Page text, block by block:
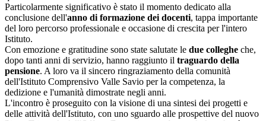
Particolarmente significativo è stato il momento dedicato alla
conclusione dell'anno di formazione dei docenti, tappa importante
del loro percorso professionale e occasione di crescita per l'intero
Istituto.
Con emozione e gratitudine sono state salutate le due colleghe che,
dopo tanti anni di servizio, hanno raggiunto il traguardo della
pensione. A loro va il sincero ringraziamento della comunità
dell'Istituto Comprensivo Valle Savio per la competenza, la
dedizione e l'umanità dimostrate negli anni.
L'incontro è proseguito con la visione di una sintesi dei progetti e
delle attività dell'Istituto, con uno sguardo alle prospettive del nuovo